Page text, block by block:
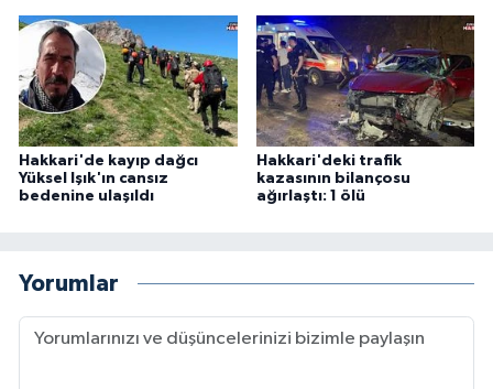
Hakkari'de kayıp dağcı
Yüksel Işık'ın cansız
bedenine ulaşıldı
Hakkari'deki trafik
kazasının bilançosu
ağırlaştı: 1 ölü
Yorumlar